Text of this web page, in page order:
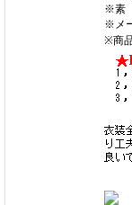
※素
※メ
※商